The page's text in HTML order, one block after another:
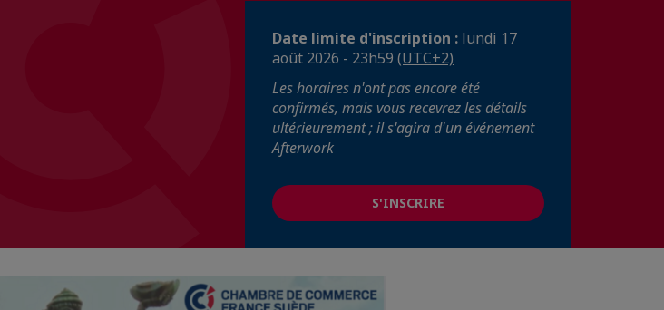
Date limite d'inscription : lundi 17
août 2026 - 23h59 (UTC+2)
Les horaires n'ont pas encore été
confirmés, mais vous recevrez les détails
ultérieurement ; il s'agira d'un événement
Afterwork
S'INSCRIRE